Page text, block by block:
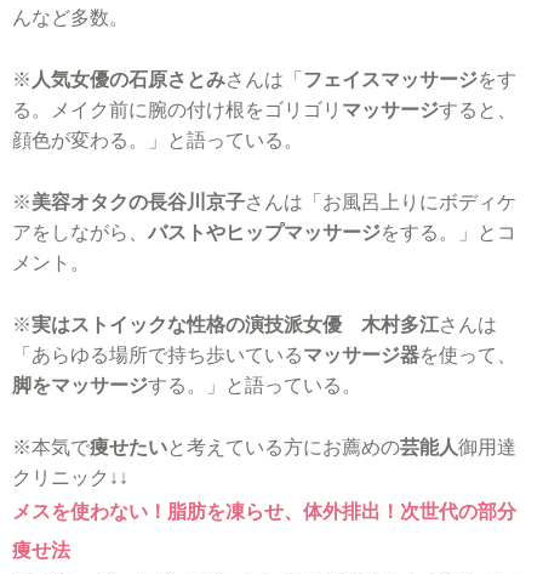
んなど多数。
※ 人気女優の石原さとみさんは「 フェイスマッサージをす
る。メイク前に腕の付け根をゴリゴリ マッサージすると、
顔色が変わる。」と語っている。
※美容オタクの長谷川京子さんは「お風呂上りにボディケ
アをしながら、 バストやヒップマッサージをする。」とコ
メント。
※実はストイックな性格の演技派女優 木村多江さんは
「あらゆる場所で持ち歩いているマッサージ器を使って、
脚をマッサージする。」と語っている。
※本気で痩せたいと考えている方にお薦めの芸能人御用達
クリニック↓↓
メスを使わない！脂肪を凍らせ、体外排出！次世代の部分
痩せ法